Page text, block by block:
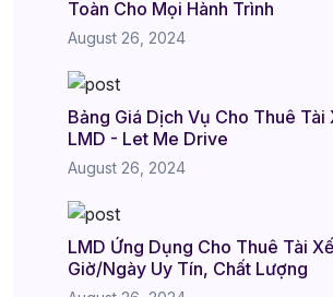
Toàn Cho Mọi Hành Trình
August 26, 2024
Bảng Giá Dịch Vụ Cho Thuê Tài
LMD - Let Me Drive
August 26, 2024
LMD Ứng Dụng Cho Thuê Tài
Giờ/Ngày Uy Tín, Chất Lượng